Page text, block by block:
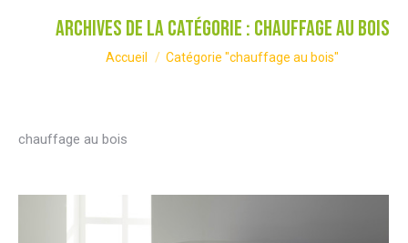
Archives de la catégorie : chauffage au bois
Vous êtes ici :
Accueil Catégorie "chauffage au bois"
chauffage au bois